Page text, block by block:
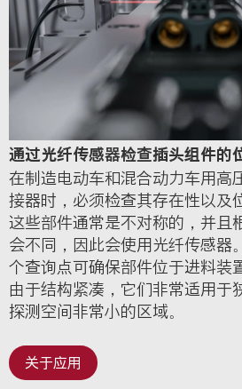
通过光纤传感器检查插头组件的
在制造电动车和混合动力车用高
接器时，必须检查其存在性以及
这些部件通常是不对称的，并且
会不同，因此会使用光纤传感器
个查询点可确保部件位于进料装
由于结构紧凑，它们非常适用于
探测空间非常小的区域。
关于应用